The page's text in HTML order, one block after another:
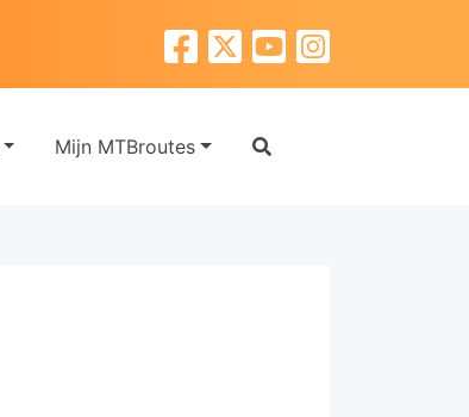
Mijn MTBroutes